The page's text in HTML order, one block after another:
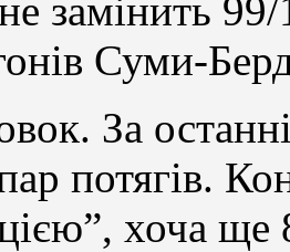
замінить
Суми-
За
потягів.
хоча ще